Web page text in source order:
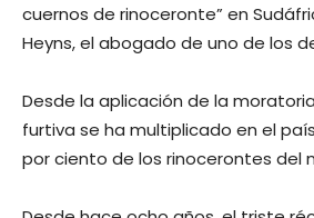
cuernos de rinoceronte” en
Heyns, el abogado de uno de los
Desde la aplicación de la
furtiva se ha multiplicado en el
por ciento de los rinocerontes del